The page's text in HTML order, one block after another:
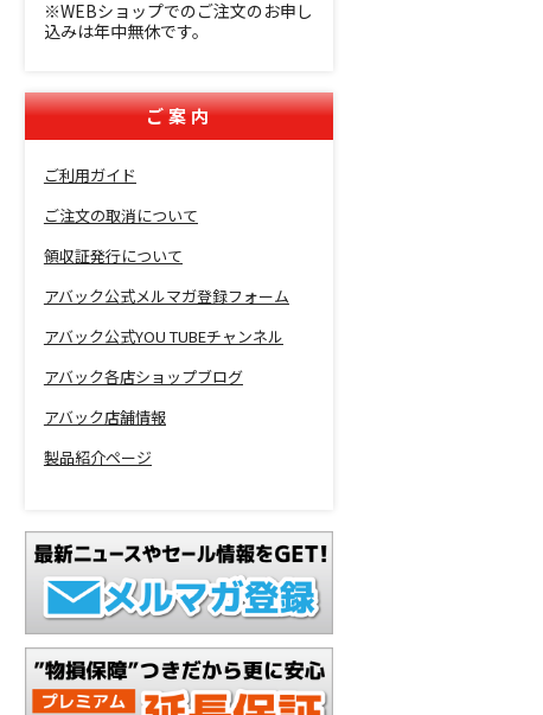
※WEBショップでのご注文のお申し
込みは年中無休です。
ご案内
ご利用ガイド
ご注文の取消について
領収証発行について
アバック公式メルマガ登録フォーム
アバック公式YOU TUBEチャンネル
アバック各店ショップブログ
アバック店舗情報
製品紹介ページ